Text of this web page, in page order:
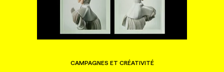
CAMPAGNES ET CRÉATIVITÉ